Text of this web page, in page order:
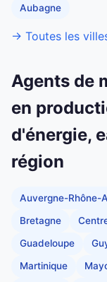
Aubagne
→ Toutes les
Agents de
en
d'énergie,
région
Auvergne-Rhône-
Bretagne
Guadeloupe
Martinique